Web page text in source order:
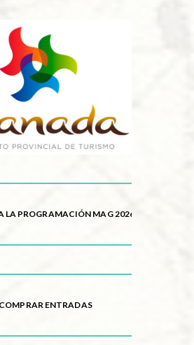
LA PROGRAMACIÓN MAG 2026
COMPRAR ENTRADAS